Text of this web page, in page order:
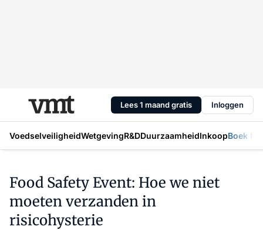
Lees 1 maand gratis Inloggen
VoedselveiligheidWetgevingR&DDuurzaamheidInkoopBoek
Food Safety Event: Hoe we niet
moeten verzanden in
risicohysterie